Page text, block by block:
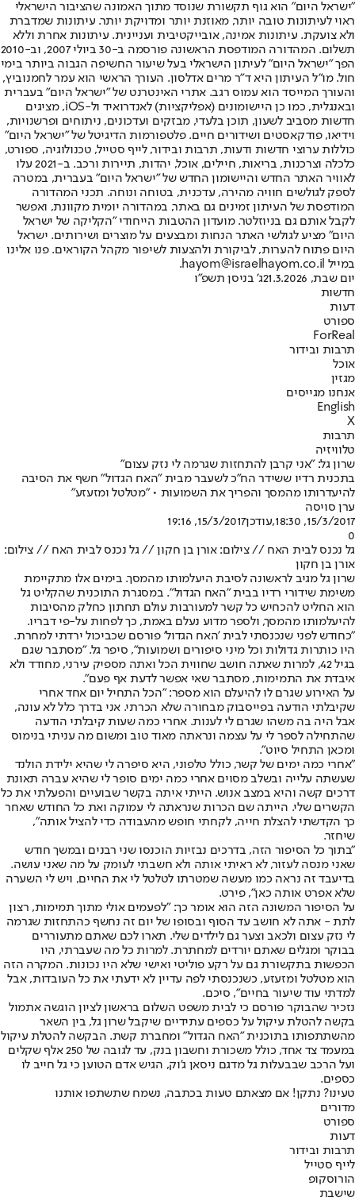
"ישראל היום" הוא גוף תקשורת שנוסד מתוך האמונה שהציבור הישראלי
ראוי לעיתונות טובה יותר, מאוזנת יותר ומדויקת יותר. עיתונות שמדברת
ולא צועקת. עיתונות אמינה, אובייקטיבית ועניינית. עיתונות אחרת וללא
תשלום. המהדורה המודפסת הראשונה פורסמה ב-30 ביולי 2007, וב-2010
הפך "ישראל היום" לעיתון הישראלי בעל שיעור החשיפה הגבוה ביותר בימי
חול. מו"ל העיתון היא ד"ר מרים אדלסון. העורך הראשי הוא עמר לחמנוביץ,
והעורך המייסד הוא עמוס רגב. אתרי האינטרנט של "ישראל היום" בעברית
ובאנגלית, כמו כן היישומונים (אפליקציות) לאנדרואיד ול-iOS, מציגים
חדשות מסביב לשעון, תוכן בלעדי, מבזקים ועדכונים, ניתוחים ופרשנויות,
וידיאו, פודקאסטים ושידורים חיים. פלטפורמות הדיגיטל של "ישראל היום"
כוללות ערוצי חדשות ודעות, תרבות ובידור, לייף סטייל, טכנולוגיה, ספורט,
כלכלה וצרכנות, בריאות, חיילים, אוכל, יהדות, תיירות ורכב. ב-2021 עלו
לאוויר האתר החדש והיישומון החדש של "ישראל היום" בעברית, במטרה
לספק לגולשים חוויה מהירה, עדכנית, בטוחה ונוחה. תכני המהדורה
המודפסת של העיתון זמינים גם באתר, במהדורה יומית מקוונת, ואפשר
לקבל אותם גם בניוזלטר. מועדון ההטבות הייחודי "הקליקה של ישראל
היום" מציע לגולשי האתר הנחות ומבצעים על מוצרים ושירותים. ישראל
היום פתוח להערות, לביקורת ולהצעות לשיפור מקהל הקוראים. פנו אלינו
במייל hayom@israelhayom.co.il.
יום שבת, 21.3.2026
ג' בניסן תשפ"ו
חדשות
דעות
ספורט
ForReal
תרבות ובידור
אוכל
מגזין
אנחנו מגייסים
English
X
תרבות
טלוויזיה
שרון גל: "אני קרבן להתחזות שגרמה לי נזק עצום"
בתכנית רדיו ששידר הח"כ לשעבר מבית "האח הגדול" חשף את הסיבה
להיעדרותו מהמסך והפריך את השמועות • "מטלטל ומזעזע"
ערן סויסה
15/3/2017, 18:30
,עודכן15/3/2017, 19:16
0
גל נכנס לבית האח // צילום: אורן בן חקון // גל נכנס לבית האח // צילום:
אורן בן חקון
שרון גל מגיב לראשונה לסיבת היעלמותו מהמסך. בימים אלו מתקיימת
משימת שידורי רדיו בבית "האח הגדול". במסגרת התוכנית שהקליט גל
הוא החליט להכחיש כל קשר למעורבות עולם תחתון כחלק מהסיבות
להיעלמותו מהמסך, ולספר מדוע נעלם באמת, כך לפחות על-פי דבריו.
"כחודש לפני שנכנסתי לבית 'האח הגדול' פורסם שכביכול ירדתי למחרת.
היו כותרות גדולות וכל מיני סיפורים ושמועות", סיפר גל. "מסתבר שגם
בגיל 42, למרות שאתה חושב שחווית הכל ואתה מספיק עירני, מחודד ולא
איבדת את התמימות, מסתבר שאי אפשר לדעת אף פעם".
על האירוע שגרם לו להיעלם הוא מספר: "הכל התחיל יום אחד אחרי
שקיבלתי הודעה בפייסבוק מבחורה שלא הכרתי. אני בדרך כלל לא עונה,
אבל היה בה משהו שגרם לי לענות. אחרי כמה שעות קיבלתי הודעה
שהתחילה לספר לי על עצמה ונראתה מאוד טוב ומשום מה עניתי בנימוס
ומכאן התחיל סיוט".
"אחרי כמה ימים של קשר, כולל טלפוני, היא סיפרה לי שהיא ילידת הולנד
שעשתה עלייה ובשלב מסוים אחרי כמה ימים סופר לי שהיא עברה תאונת
דרכים קשה והיא במצב אנוש. הייתי איתה בקשר שבועיים והפעלתי את כל
הקשרים שלי. הייתה שם הכרות שנראתה לי עמוקה ואת כל החודש שאחר
כך הקדשתי להצלת חייה, לקחתי חופש מהעבודה כדי להציל אותה",
שיחזר.
"בתוך כל הסיפור הזה, בדרכים נבזיות הוכנסו שני רבנים ובמשך חודש
שאני מנסה לעזור, לא ראיתי אותה ולא חשבתי לעומק על מה שאני עושה.
בדיעבד זה נראה כמו מעשה שמטרתו לטלטל לי את החיים, ויש לי השערה
שלא אפרט אותה כאן", פירט.
על הסיפור המשונה הזה הוא אומר כך: "לפעמים אולי מתוך תמימות, רצון
לתת - אתה לא חושב עד הסוף ובסופו של יום זה נחשף כהתחזות שגרמה
לי נזק עצום ולכאב וצער גם לילדים שלי. תארו לכם שאתם מתעוררים
בבוקר ומגלים שאתם יורדים למחתרת. למרות כל מה שעברתי, היו
הכפשות בתקשורת גם על רקע פוליטי ואישי שלא היו נכונות. המקרה הזה
הוא מטלטל ומזעזע, כשנכנסתי לפה עדיין לא ידעתי את כל העובדות, אבל
למדתי עוד שיעור בחיים", סיכם.
נזכיר שהבוקר פורסם כי לבית משפט השלום בראשון לציון הוגשה אתמול
בקשה להטלת עיקול על כספים עתידיים שיקבל שרון גל, בין השאר
מהשתתפותו בתוכנית "האח הגדול" ומחברת קשת. הבקשה להטלת עיקול
במעמד צד אחד, כולל משכורת וחשבון בנק, עד לגובה של 250 אלף שקלים
ועל הרכב שבבעלות גל מדגם ניסאן ג'וק, הגיש אדם הטוען כי גל חייב לו
כספים.
טעינו? נתקן! אם מצאתם טעות בכתבה, נשמח שתשתפו אותנו
מדורים
ספורט
דעות
תרבות ובידור
לייף סטייל
הורוסקופ
שישבת